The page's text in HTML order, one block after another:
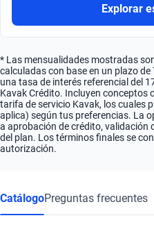
Explorar
* Las mensualidades mostradas
calculadas con base en un plazo de
una tasa de interés referencial del
Kavak Crédito. Incluyen conceptos
tarifa de servicio Kavak, los cuales
aplica) según tus preferencias. La
a aprobación de crédito, validación
del plan. Los términos finales se
autorización.
CatálogoPreguntas frecuentes